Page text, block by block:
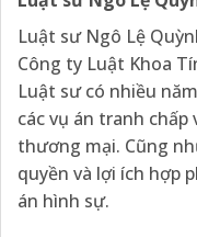
Luật sư Ngô Lệ
Công ty Luật Khoa
Luật sư có nhiều
các vụ án tranh
thương mại. Cũng
quyền và lợi ích hợp
án hình sự.